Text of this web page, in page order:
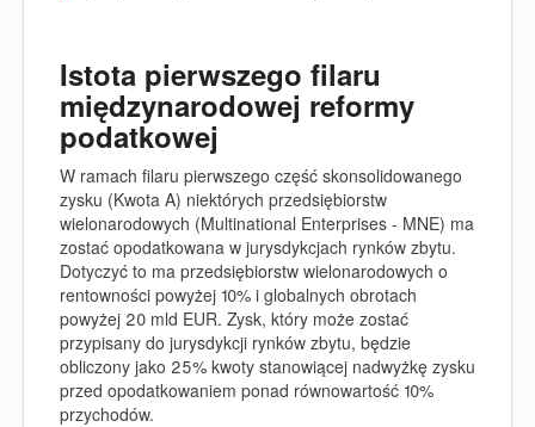
Istota pierwszego filaru
międzynarodowej reformy
podatkowej
W ramach filaru pierwszego część skonsolidowanego
zysku (Kwota A) niektórych przedsiębiorstw
wielonarodowych (Multinational Enterprises - MNE) ma
zostać opodatkowana w jurysdykcjach rynków zbytu.
Dotyczyć to ma przedsiębiorstw wielonarodowych o
rentowności powyżej 10% i globalnych obrotach
powyżej 20 mld EUR. Zysk, który może zostać
przypisany do jurysdykcji rynków zbytu, będzie
obliczony jako 25% kwoty stanowiącej nadwyżkę zysku
przed opodatkowaniem ponad równowartość 10%
przychodów.